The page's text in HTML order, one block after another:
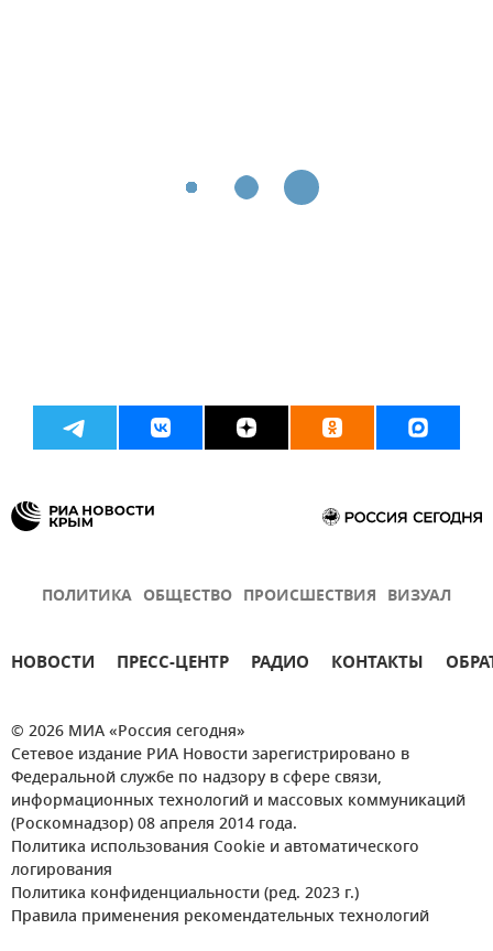
ПОЛИТИКА ОБЩЕСТВО ПРОИСШЕСТВИЯ ВИЗУАЛ
НОВОСТИ ПРЕСС-ЦЕНТР РАДИО КОНТАКТЫ
© 2026 МИА «Россия сегодня»
Сетевое издание РИА Новости зарегистрировано в
Федеральной службе по надзору в сфере связи,
информационных технологий и массовых коммуникаций
(Роскомнадзор) 08 апреля 2014 года.
Политика использования Cookie и автоматического
логирования
Политика конфиденциальности (ред. 2023 г.)
Правила применения рекомендательных технологий